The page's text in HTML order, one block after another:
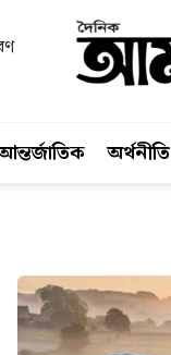
অর্থনীতি